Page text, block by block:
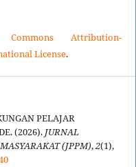
Commons Attribution-
License.
PELAJAR
(2026). JURNAL
(JPPM),2(1),